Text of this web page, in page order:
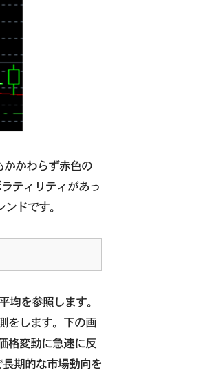
かかわらず赤色の
ティリティがあっ
ドです。
を参照します。
をします。下の画
格変動に急速に反
期的な市場動向を